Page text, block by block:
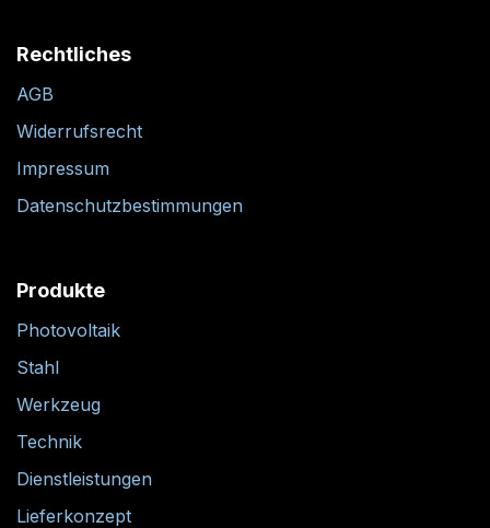
Rechtliches
AGB
Widerrufsrecht
Impressum
Datenschutzbestimmungen
Produkte
Photovoltaik
Stahl
Werkzeug
Technik
Dienstleistungen
Lieferkonzept